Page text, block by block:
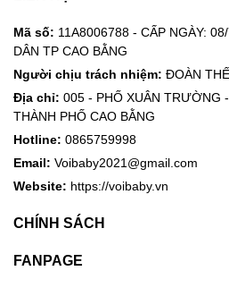
Mã số: 11A8006788 - CẤP NGÀY:
DÂN TP CAO BẰNG
Người chịu trách nhiệm: ĐOÀN
Địa chỉ: 005 - PHỐ XUÂN TRƯỜNG
THÀNH PHỐ CAO BẰNG
Hotline: 0865759998
Email: Voibaby2021@gmail.com
Website: https://voibaby.vn
CHÍNH SÁCH
FANPAGE